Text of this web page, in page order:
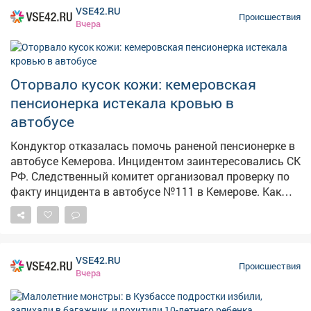
VSE42.RU
Вчера
Происшествия
Оторвало кусок кожи: кемеровская
пенсионерка истекала кровью в
автобусе
Кондуктор отказалась помочь раненой пенсионерке в
автобусе Кемерова. Инцидентом заинтересовались СК
РФ. Следственный комитет организовал проверку по
факту инцидента в автобусе №111 в Кемерове. Как
сообщает Информационный центр СК России, 4
августа около 10:35 дверь автобуса зажала руку
спичечный коробок иначалось сильное кровотечение.
Пассажиры попросили кондуктора дать аптечку и
остановить автобус у травмпункта, но, по их данным,
VSE42.RU
Вчера
Происшествия